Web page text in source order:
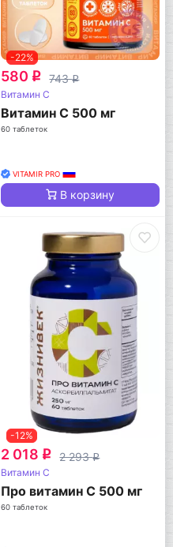
-22%
580 q 743q
Витамин C
Витамин С 500 мг
60 таблеток
VITAMIR PRO
В корзину
-12%
2 018 q 2 293q
Витамин C
Про витамин С 500 мг
60 таблеток